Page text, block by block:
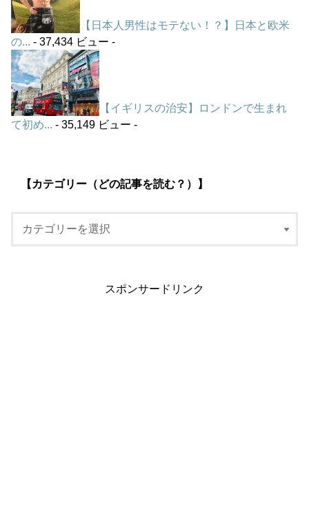
【日本人男性はモテない！？】日本と欧米
の... - 37,434 ビュー -
【イギリスの治安】ロンドンで生まれ
て初め... - 35,149 ビュー -
【カテゴリー（どの記事を読む？）】
スポンサードリンク